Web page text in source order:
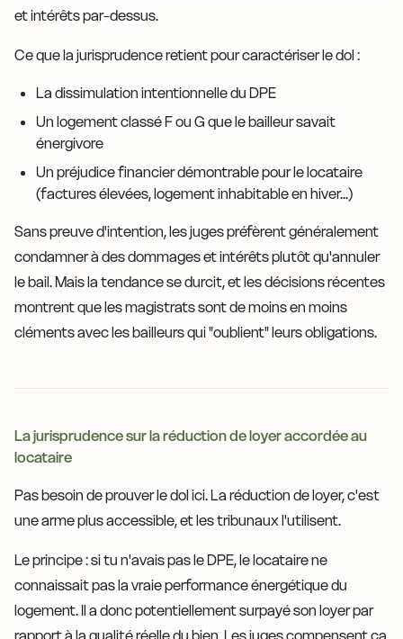
et intérêts par-dessus.
Ce que la jurisprudence retient pour caractériser le dol :
La dissimulation intentionnelle du DPE
Un logement classé F ou G que le bailleur savait
énergivore
Un préjudice financier démontrable pour le locataire
(factures élevées, logement inhabitable en hiver...)
Sans preuve d'intention, les juges préfèrent généralement
condamner à des dommages et intérêts plutôt qu'annuler
le bail. Mais la tendance se durcit, et les décisions récentes
montrent que les magistrats sont de moins en moins
cléments avec les bailleurs qui "oublient" leurs obligations.
La jurisprudence sur la réduction de loyer accordée au
locataire
Pas besoin de prouver le dol ici. La réduction de loyer, c'est
une arme plus accessible, et les tribunaux l'utilisent.
Le principe : si tu n'avais pas le DPE, le locataire ne
connaissait pas la vraie performance énergétique du
logement. Il a donc potentiellement surpayé son loyer par
rapport à la qualité réelle du bien. Les juges compensent ça